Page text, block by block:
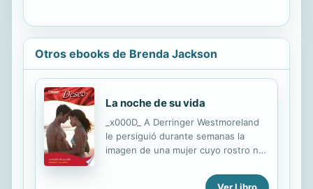
Otros ebooks de Brenda Jackson
La noche de su vida
_x000D_ A Derringer Westmoreland
le persiguió durante semanas la
imagen de una mujer cuyo rostro no
una única y fantástica noche. Pero
Ver Libro